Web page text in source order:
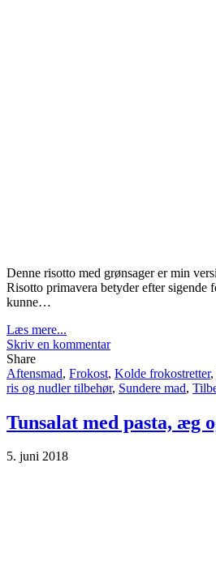
Denne risotto med grønsager er min
Risotto primavera betyder efter sigende
kunne…
Læs mere...
Skriv en kommentar
Share
Aftensmad, Frokost, Kolde frokostretter,
ris og nudler tilbehør, Sundere mad,
Tunsalat med pasta, æg
5. juni 2018